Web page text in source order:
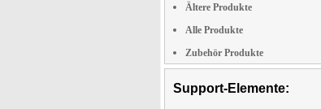
Ältere Produkte
Alle Produkte
Zubehör Produkte
Support-Elemente: